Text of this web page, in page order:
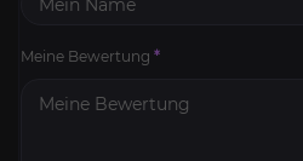
Meine Bewertung *